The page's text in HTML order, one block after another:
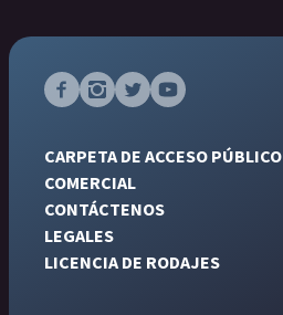
CARPETA DE ACCESO PÚBLICO
COMERCIAL
CONTÁCTENOS
LEGALES
LICENCIA DE RODAJES